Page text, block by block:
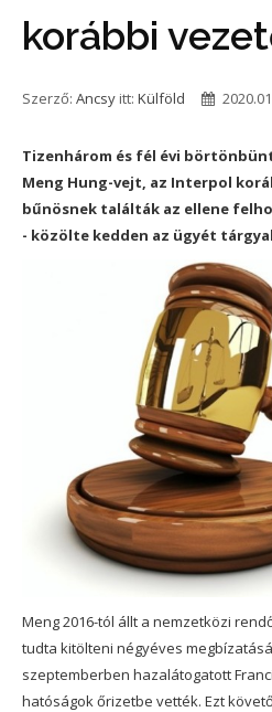
korábbi
Szerző: Ancsy itt: Külföld
Tizenhárom és fél évi
Meng Hung-vejt, az Interpol
bűnösnek találták az ellene
- közölte kedden az ügyét
Meng 2016-tól állt a nemzetközi
tudta kitölteni négyéves
szeptemberben hazalátogatott
hatóságok őrizetbe vették. Ezt